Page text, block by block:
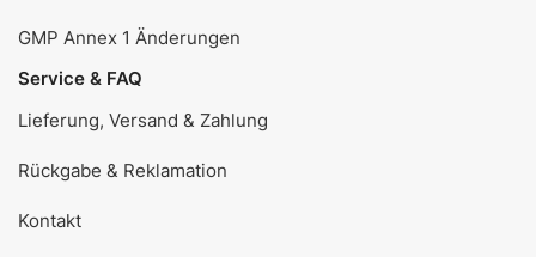
GMP Annex 1 Änderungen
Service & FAQ
Lieferung, Versand & Zahlung
Rückgabe & Reklamation
Kontakt